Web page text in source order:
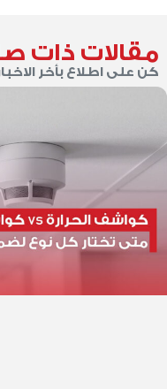
مقالات ذات
كن على اطلاع بأخر